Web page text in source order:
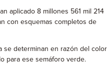
aplicado 8 millones 561 mil 214
con esquemas completos de
determinan en razón del color
para ese semáforo verde.